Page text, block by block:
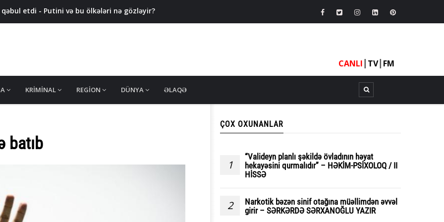
qəbul etdi - Putini və bu ölkələri nə gözləyir?
CANLI TV┃ FM
KRIMINAL REGION DÜNYA ƏLAQƏ
batıb
ÇOX OXUNANLAR
1
“Valideyn planlı şəkildə övladının həyat
hekayəsini qurmalıdır” – HƏKİM-PSİXOLOQ / II
HİSSƏ
2
Narkotik bəzən sinif otağına müəllimdən əvvəl
girir – SƏRKƏRDƏ SƏRXANOĞLU YAZIR